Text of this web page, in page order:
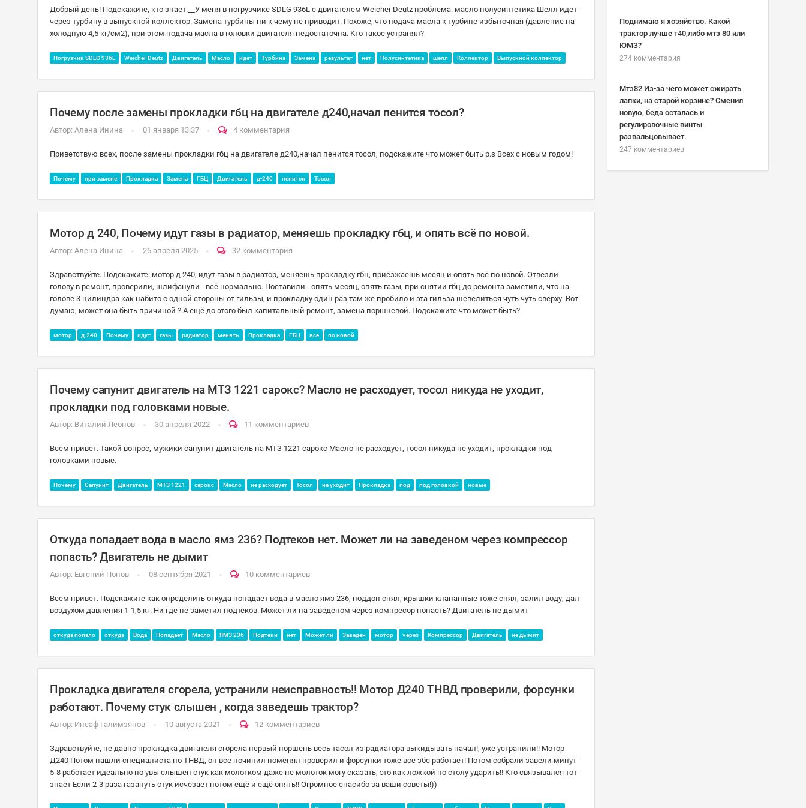
Добрый день! Подскажите, кто знает.__У меня в погрузчике SDLG 936L с двигателем Weichei-Deutz проблема: масло полусинтетика Шелл идет
через турбину в выпускной коллектор. Замена турбины ни к чему не приводит. Похоже, что подача масла к турбине избыточная (давление на
холодную 4,5 кг/см2), при этом подача масла в головки двигателя недостаточна. Кто такое устранял?
Погрузчик SDLG 936L Weichei-Deutz Двигатель Масло идет Турбина Замена результат нет Полусинтетика шелл Коллектор Выпускной коллектор
Почему после замены прокладки гбц на двигателе д240,начал пенится тосол?
Автор: Алена Инина 01 января 13:37 4 комментария
Приветствую всех, после замены прокладки гбц на двигателе д240,начал пенится тосол, подскажите что может быть p.s Всех с новым годом!
Почему при замене Прокладка Замена ГБЦ Двигатель д-240 пенится Тосол
Мотор д 240, Почему идут газы в радиатор, меняешь прокладку гбц, и опять всё по новой.
Автор: Алена Инина 25 апреля 2025 32 комментария
Здравствуйте. Подскажите: мотор д 240, идут газы в радиатор, меняешь прокладку гбц, приезжаешь месяц и опять всё по новой. Отвезли
голову в ремонт, проверили, шлифанули - всё нормально. Поставили - опять месяц, опять газы, при снятии гбц до ремонта заметили, что на
голове 3 цилиндра как набито с одной стороны от гильзы, и прокладку один раз там же пробило и эта гильза шевелиться чуть чуть сверху. Вот
думаю, может она быть причиной ? А ещё до этого был капитальный ремонт, замена поршневой. Подскажите что может быть?
мотор д-240 Почему идут газы радиатор менять Прокладка ГБЦ все по новой
Почему сапунит двигатель на МТЗ 1221 сарокс? Масло не расходует, тосол никуда не уходит,
прокладки под головками новые.
Автор: Виталий Леонов 30 апреля 2022 11 комментариев
Всем привет. Такой вопрос, мужики сапунит двигатель на МТЗ 1221 сарокс Масло не расходует, тосол никуда не уходит, прокладки под
головками новые.
Почему Сапунит Двигатель МТЗ 1221 сарокс Масло не расходует Тосол не уходит Прокладка под под головкой новые
Откуда попадает вода в масло ямз 236? Подтеков нет. Может ли на заведеном через компрессор
попасть? Двигатель не дымит
Автор: Евгений Попов 08 сентября 2021 10 комментариев
Всем привет. Подскажите как определить откуда попадает вода в масло ямз 236, поддон снял, крышки клапанные тоже снял, залил воду, дал
воздухом давления 1-1,5 кг. Ни где не заметил подтеков. Может ли на заведеном через компресор попасть? Двигатель не дымит
откуда попало откуда Вода Попадает Масло ЯМЗ 236 Подтеки нет Может ли Заведен мотор через Компрессор Двигатель не дымит
Прокладка двигателя сгорела, устранили неисправность!! Мотор Д240 ТНВД проверили, форсунки
работают. Почему стук слышен , когда заведешь трактор?
Автор: Инсаф Галимзянов 10 августа 2021 12 комментариев
Здравствуйте, не давно прокладка двигателя сгорела первый поршень весь тасол из радиатора выкидывать начал!, уже устранили!! Мотор
Д240 Потом нашли специалиста по ТНВД, он все починил поменял проверил и форсунки тоже все збс работает! Потом собрали завели минут
5-8 работает идеально но увы слышен стук как молотком даже не молоток могу сказать, это как ложкой по столу ударить!! Кто связывался тот
знает Если 2-3 раза газануть стук исчезает потом ещё и ещё опять!! Огромное спасибо за ваши советы!))
Поднимаю я хозяйство. Какой
трактор лучше т40,либо мтз 80 или
ЮМЗ?
274 комментария
Мтз82 Из-за чего может сжирать
лапки, на старой корзине? Сменил
новую, беда осталась и
регулировочные винты
развальцовывает.
247 комментариев